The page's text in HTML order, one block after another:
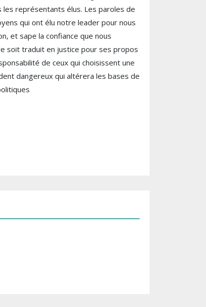
représentants élus. Les paroles de
qui ont élu notre leader pour nous
et sape la confiance que nous
soit traduit en justice pour ses propos
de ceux qui choisissent une
dangereux qui altérera les bases de